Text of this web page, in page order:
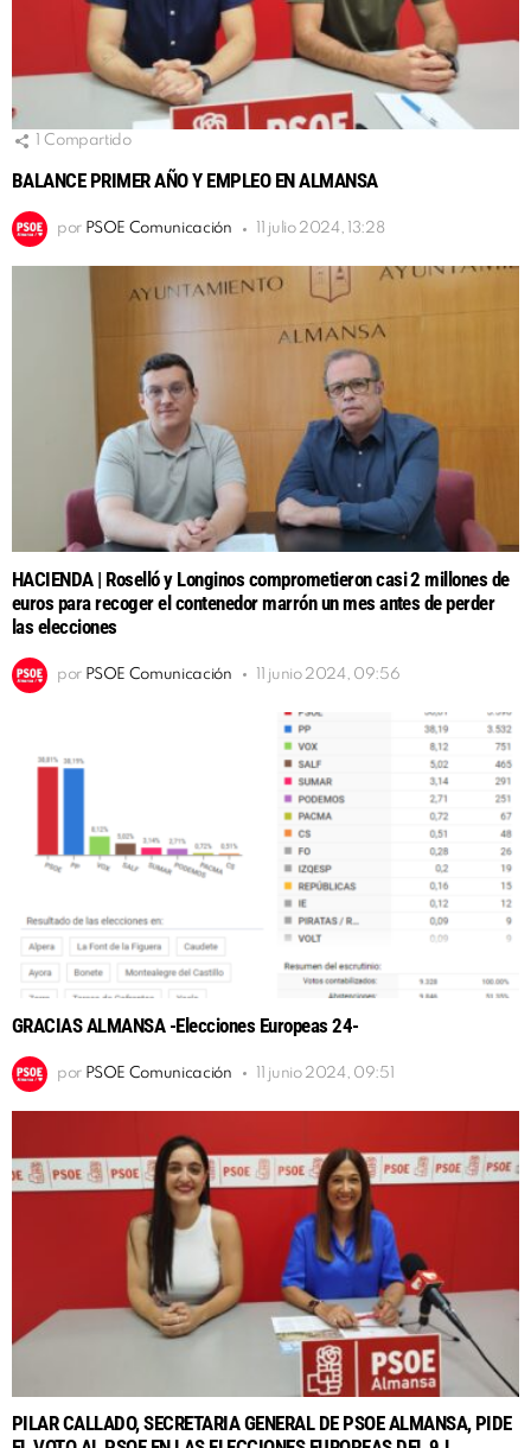
Compartido
BALANCE PRIMER AÑO Y EMPLEO EN ALMANSA
por PSOE Comunicación 11 julio 2024, 13:28
HACIENDA | Roselló y Longinos comprometieron casi 2 millones de
euros para recoger el contenedor marrón un mes antes de perder
las elecciones
por PSOE Comunicación 11 junio 2024, 09:56
GRACIAS ALMANSA -Elecciones Europeas 24-
por PSOE Comunicación 11 junio 2024, 09:51
PILAR CALLADO, SECRETARIA GENERAL DE PSOE ALMANSA, PIDE